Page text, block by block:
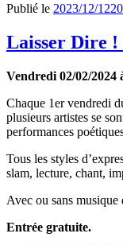
Publié le 2023/12/12
Laisser Dire !
Vendredi 02/02/2024
Chaque 1er vendredi
plusieurs artistes se
performances
Tous les styles
slam, lecture, chant,
Avec ou sans musique
Entrée gratuite.